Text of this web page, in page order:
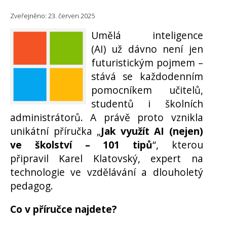
Zveřejněno: 23. červen 2025
Umělá inteligence
(AI) už dávno není jen
futuristickým pojmem –
stává se každodenním
pomocníkem učitelů,
studentů i školních
administrátorů. A právě proto vznikla
unikátní příručka „Jak využít AI (nejen)
ve školství – 101 tipů“, kterou
připravil Karel Klatovský, expert na
technologie ve vzdělávání a dlouholetý
pedagog.
Co v příručce najdete?